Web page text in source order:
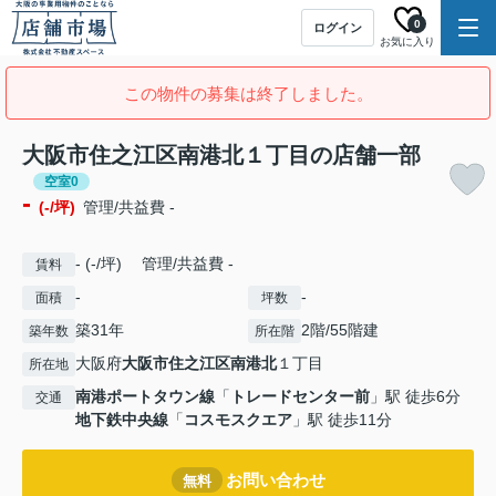
ログイン
お気に入り
0
この物件の募集は終了しました。
大阪市住之江区南港北１丁目の店舗一部
空室0
- (-/坪) 管理/共益費 -
賃料 - (-/坪) 管理/共益費 -
面積 - 坪数 -
築年数 築31年 所在階 2階/55階建
所在地 大阪府大阪市住之江区南港北１丁目
交通 南港ポートタウン線 「 トレードセンター前 」駅 徒歩6分
地下鉄中央線 「 コスモスクエア 」駅 徒歩11分
無料 お問い合わせ